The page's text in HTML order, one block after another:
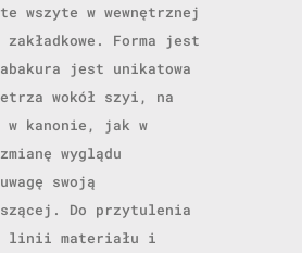
wszyte w wewnętrznej
Forma jest
jest unikatowa
wokół szyi, na
w kanonie, jak w
wyglądu
swoją
Do przytulenia
linii materiału i